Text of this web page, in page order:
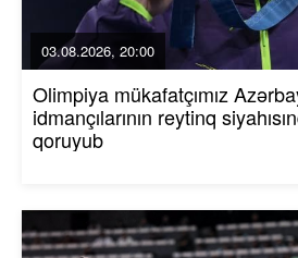
03.08.2026, 20:00
Olimpiya mükafatçımız
idmançılarının reytinq
qoruyub